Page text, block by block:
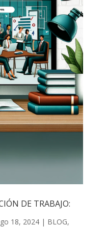
DE TRABAJO:
18, 2024| BLOG,